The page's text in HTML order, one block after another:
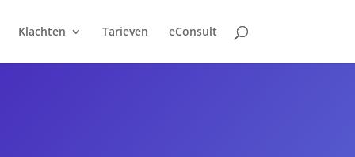
Klachten Tarieven eConsult